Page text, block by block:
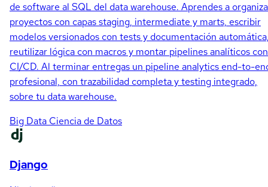
de software al SQL del data warehouse. Aprendes a
proyectos con capas staging, intermediate y marts, escribir
modelos versionados con tests y documentación
reutilizar lógica con macros y montar pipelines analíticos con
CI/CD. Al terminar entregas un pipeline analytics end-to-
profesional, con trazabilidad completa y testing integrado,
sobre tu data warehouse.
Big Data Ciencia de Datos
Django